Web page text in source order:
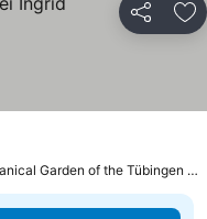
4.2 km-re innen: Botanical Garden of the Tübingen University